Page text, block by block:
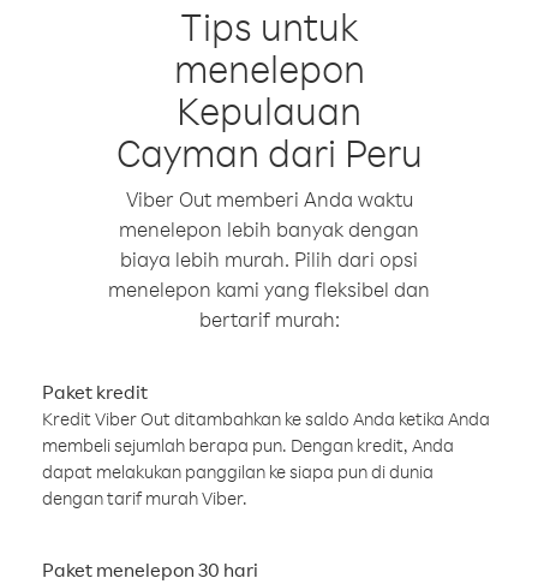
Tips untuk
menelepon
Kepulauan
Cayman dari Peru
Viber Out memberi Anda waktu
menelepon lebih banyak dengan
biaya lebih murah. Pilih dari opsi
menelepon kami yang fleksibel dan
bertarif murah:
Paket kredit
Kredit Viber Out ditambahkan ke saldo Anda ketika Anda
membeli sejumlah berapa pun. Dengan kredit, Anda
dapat melakukan panggilan ke siapa pun di dunia
dengan tarif murah Viber.
Paket menelepon 30 hari